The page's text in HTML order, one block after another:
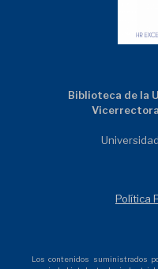
Biblioteca de la
Política
Los contenidos suministrados